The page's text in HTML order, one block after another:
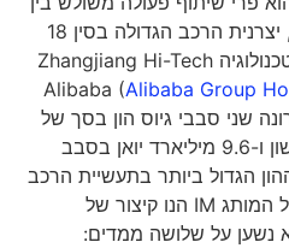
יצרנית הרכב SAIC Motors, יצרנית הרכב הגדולה בסין 18
שנים ברציפות, עם חברת הטכנולוגיה Zhangjiang Hi-Tech
Alibaba Group
סבבי גיוס הון בסך של
10 מיליארד יואן בסבב הראשון ו-9.6 מיליארד יואן בסבב
הגדול ביותר בתעשיית הרכב
הסינית בשנת 2024. שמו של המותג IM הנו קיצור של